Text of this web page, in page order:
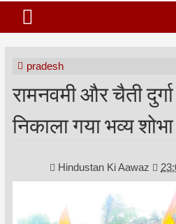
pradesh
रामनवमी और चैती
निकाला गया भव्य
Hindustan Ki Aawaz